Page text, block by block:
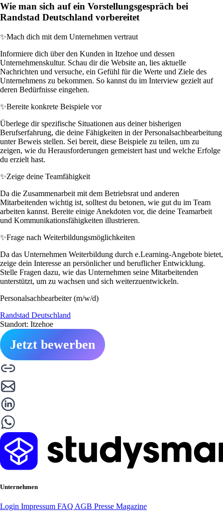
Wie man sich auf ein Vorstellungsgespräch bei
Randstad Deutschland vorbereitet
✨Mach dich mit dem Unternehmen vertraut
Informiere dich über den Kunden in Itzehoe und dessen
Unternehmenskultur. Schau dir die Website an, lies aktuelle
Nachrichten und versuche, ein Gefühl für die Werte und Ziele des
Unternehmens zu bekommen. So kannst du im Interview gezielt auf
deren Bedürfnisse eingehen.
✨Bereite konkrete Beispiele vor
Überlege dir spezifische Situationen aus deiner bisherigen
Berufserfahrung, die deine Fähigkeiten in der Personalsachbearbeitung
unter Beweis stellen. Sei bereit, diese Beispiele zu teilen, um zu
zeigen, wie du Herausforderungen gemeistert hast und welche Erfolge
du erzielt hast.
✨Zeige deine Teamfähigkeit
Da die Zusammenarbeit mit dem Betriebsrat und anderen
Mitarbeitenden wichtig ist, solltest du betonen, wie gut du im Team
arbeiten kannst. Bereite einige Anekdoten vor, die deine Teamarbeit
und Kommunikationsfähigkeiten illustrieren.
✨Frage nach Weiterbildungsmöglichkeiten
Da das Unternehmen Weiterbildung durch e.Learning-Angebote bietet,
zeige dein Interesse an persönlicher und beruflicher Entwicklung.
Stelle Fragen dazu, wie das Unternehmen seine Mitarbeitenden
unterstützt, um zu wachsen und sich weiterzuentwickeln.
Personalsachbearbeiter (m/w/d)
Randstad Deutschland
Standort: Itzehoe
Jetzt bewerben
Unternehmen
Login Impressum FAQ AGB Presse Magazine